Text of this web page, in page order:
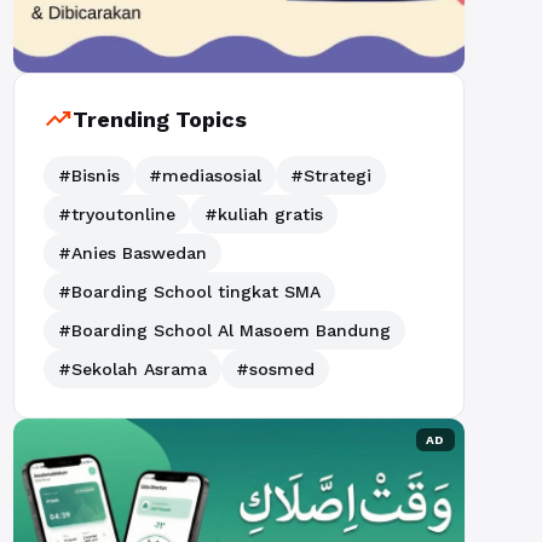
trending_upTrending Topics
#Bisnis #mediasosial
#Strategi
#tryoutonline
#kuliah gratis
#Anies Baswedan
#Boarding School tingkat SMA
#Boarding School Al Masoem Bandung
#Sekolah Asrama
#sosmed
AD